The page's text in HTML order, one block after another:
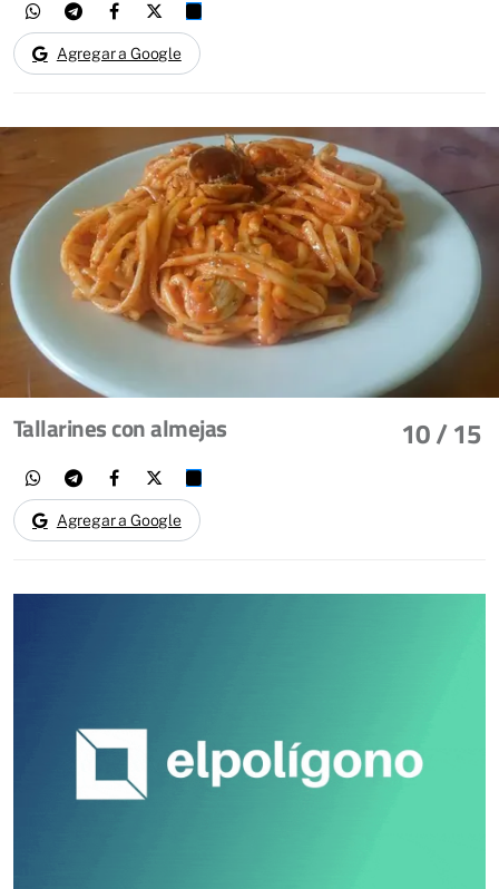
Agregar a Google
10/ 15
Tallarines con almejas
Agregar a Google